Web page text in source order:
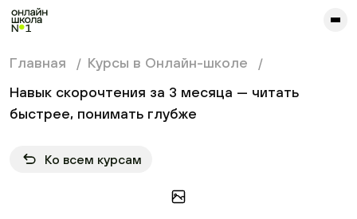
сайта. Для корректной работы попробуйте отключить VPN.
Главная
Курсы в Онлайн-школе
Навык скорочтения за 3 месяца — читать
быстрее, понимать глубже
Ко всем курсам